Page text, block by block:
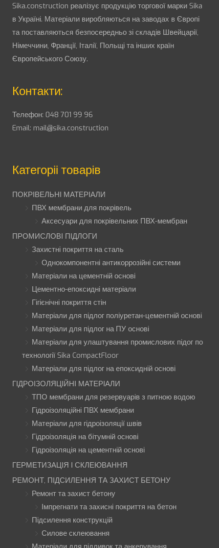
Sika.construction реалізує продукцію торгової марки Sika
в Україні. Матеріали виробляються на заводах в Європі
та поставляються безпосередньо зі складів Швейцарії,
Німеччини, Франції, Італії, Польщі та інших країн
Європейського Союзу.
Контакти:
Телефон: 048 701 99 96
Email: mail@sika.construction
Категоріі товарів
ПОКРІВЕЛЬНІ МАТЕРІАЛИ
ПВХ мембрани для покрівель
Аксесуари для покрівельних ПВХ-мембран
ПРОМИСЛОВІ ПІДЛОГИ
Захистні покриття на сталь
Однокомпонентні антикоррозійні системи
Матеріали на цементній основі
Цементно-епоксидні матеріали
Гігієнічні покриття стін
Матеріали для підлог поліуретан-цементній основі
Матеріали для підлог на ПУ основі
Матеріали для улаштування промислових підог по
технології Sika CompactFloor
Матеріали для підлог на епоксидній основі
ГІДРОІЗОЛЯЦІЙНІ МАТЕРІАЛИ
ТПО мембрани для резервуарів з питною водою
Гідроізоляційні ПВХ мембрани
Матеріали для гідроізоляції швів
Гідроізоляція на бітумній основі
Гідроізоляція на цементній основі
ГЕРМЕТИЗАЦІЯ І СКЛЕЮВАННЯ
РЕМОНТ, ПІДСИЛЕННЯ ТА ЗАХИСТ БЕТОНУ
Ремонт та захист бетону
Імпрегнати та захисні покриття на бетон
Підсилення конструкцій
Силове склеювання